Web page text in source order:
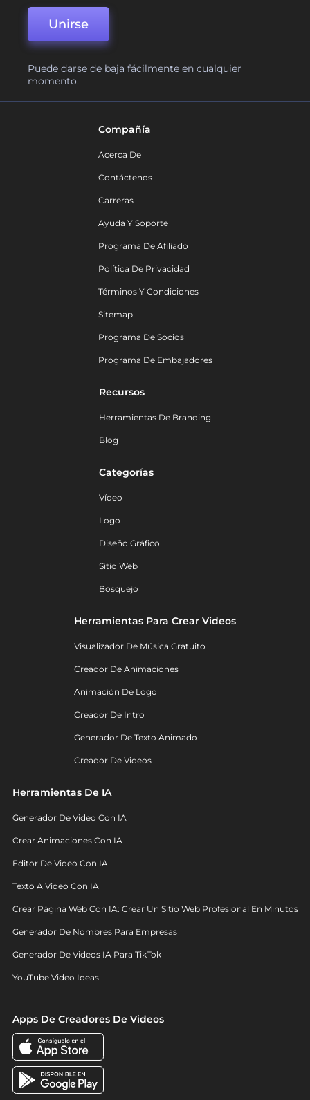
Unirse
Puede darse de baja fácilmente en cualquier
momento.
Compañía
Acerca De
Contáctenos
Carreras
Ayuda Y Soporte
Programa De Afiliado
Política De Privacidad
Términos Y Condiciones
Sitemap
Programa De Socios
Programa De Embajadores
Recursos
Herramientas De Branding
Blog
Categorías
Vídeo
Logo
Diseño Gráfico
Sitio Web
Bosquejo
Herramientas Para Crear Videos
Visualizador De Música Gratuito
Creador De Animaciones
Animación De Logo
Creador De Intro
Generador De Texto Animado
Creador De Videos
Herramientas De IA
Generador De Video Con IA
Crear Animaciones Con IA
Editor De Video Con IA
Texto A Video Con IA
Crear Página Web Con IA: Crear Un Sitio Web Profesional En Minutos
Generador De Nombres Para Empresas
Generador De Videos IA Para TikTok
YouTube Video Ideas
Apps De Creadores De Videos